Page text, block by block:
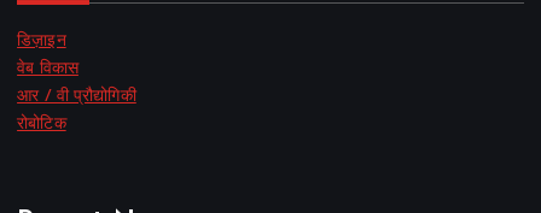
डिज़ाइन
वेब विकास
आर / वी प्रौद्योगिकी
रोबोटिक